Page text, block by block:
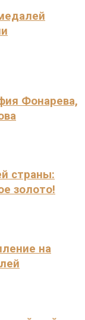
Фонарева,
страны:
золото!
на